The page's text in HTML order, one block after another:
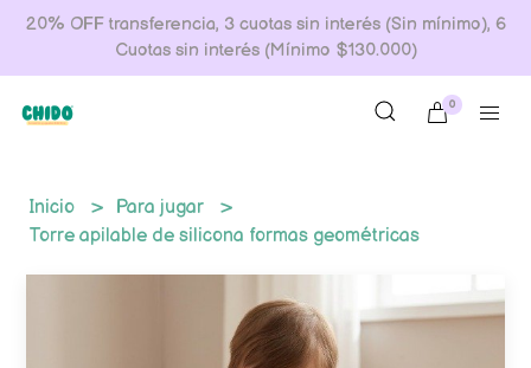
20% OFF transferencia, 3 cuotas sin interés (Sin mínimo), 6
Cuotas sin interés (Mínimo $130.000)
0
Inicio
Para jugar
Torre apilable de silicona formas geométricas